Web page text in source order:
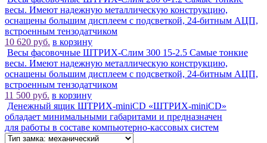
весы. Имеют надежную металлическую конструкцию,
оснащены большим дисплеем с подсветкой, 24-битным АЦП,
встроенным тензодатчиком
10 620 руб. в корзину
Весы фасовочные ШТРИХ-Слим 300 15-2.5 Самые тонкие
весы. Имеют надежную металлическую конструкцию,
оснащены большим дисплеем с подсветкой, 24-битным АЦП,
встроенным тензодатчиком
11 500 руб. в корзину
Денежный ящик ШТРИХ-miniCD «ШТРИХ-miniCD»
обладает минимальными габаритами и предназначен
для работы в составе компьютерно-кассовых систем